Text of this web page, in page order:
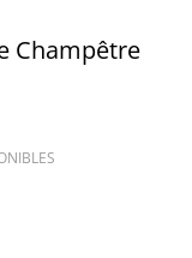
Champêtre